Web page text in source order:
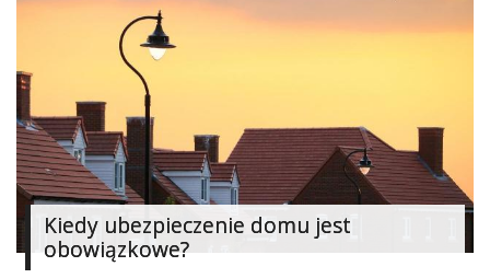
Kiedy ubezpieczenie domu jest
obowiązkowe?